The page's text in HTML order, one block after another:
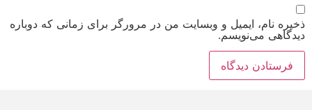
ذخیره نام، ایمیل و وبسایت من در مرورگر برای زمانی که دوباره
دیدگاهی می‌نویسم.